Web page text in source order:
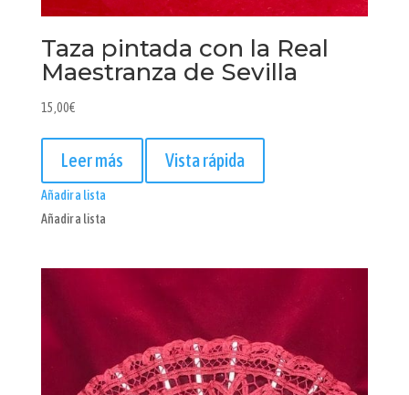
Taza pintada con la Real
Maestranza de Sevilla
15,00€
Leer más Vista rápida
Añadir a lista
Añadir a lista